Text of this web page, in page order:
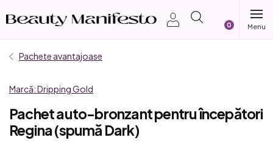
Pachete avantajoase
Marcă:Dripping Gold
Pachet auto-bronzant pentru începători
Regina (spumă Dark)